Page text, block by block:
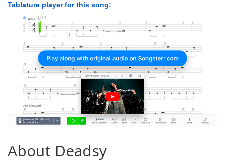
Tablature player for this song:
About Deadsy